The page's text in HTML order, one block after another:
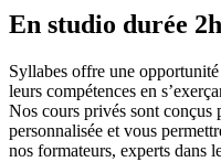
En studio durée 2h
Syllabes offre une
leurs compétences en
Nos cours privés sont
personnalisée et vous
nos formateurs, experts dans